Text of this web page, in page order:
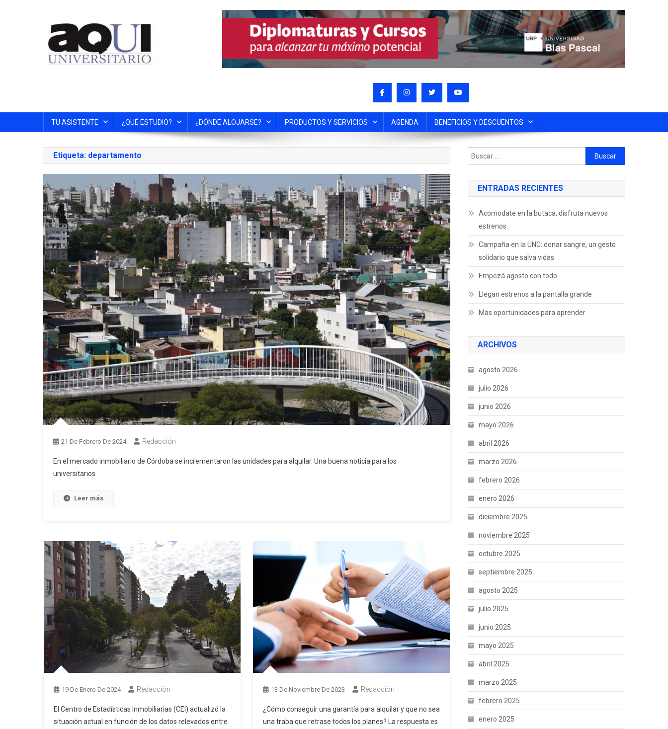
TU ASISTENTE ¿QUÉ ESTUDIO? ¿DÓNDE ALOJARSE? PRODUCTOS Y SERVICIOS AGENDA BENEFICIOS Y DESCUENTOS
Etiqueta: departamento
21 De Febrero De 2024 Redacción
En el mercado inmobiliario de Córdoba se incrementaron las unidades para alquilar. Una buena noticia para los
universitarios.
Leer más
19 De Enero De 2024 Redacción
El Centro de Estadísticas Inmobiliarias (CEI) actualizó la
situación actual en función de los datos relevados entre
13 De Noviembre De 2023 Redacción
¿Cómo conseguir una garantía para alquilar y que no sea
una traba que retrase todos los planes? La respuesta es
ENTRADAS RECIENTES
Acomodate en la butaca, disfruta nuevos
estrenos
Campaña en la UNC: donar sangre, un gesto
solidario que salva vidas
Empezá agosto con todo
Llegan estrenos a la pantalla grande
Más oportunidades para aprender
ARCHIVOS
agosto 2026
julio 2026
junio 2026
mayo 2026
abril 2026
marzo 2026
febrero 2026
enero 2026
diciembre 2025
noviembre 2025
octubre 2025
septiembre 2025
agosto 2025
julio 2025
junio 2025
mayo 2025
abril 2025
marzo 2025
febrero 2025
enero 2025